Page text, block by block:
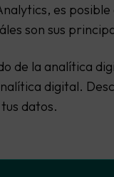
es
son sus
de la analítica
digital.
datos.